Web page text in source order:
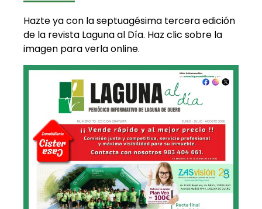
Hazte ya con la septuagésima tercera edición
de la revista Laguna al Día. Haz clic sobre la
imagen para verla online.